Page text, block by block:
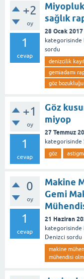
+2
oy
1
cevap
sağlık
28 Ocak 2017
kategorisinde
sordu
denizcilik
gemiadamı
göz bozukluğu
+1
oy
1
cevap
Göz
miyop
27 Temmuz
kategorisinde
göz
0
oy
1
cevap
Makine
Gemi
21 Haziran
kategorisinde
Denizci sordu
makine
mühendisi